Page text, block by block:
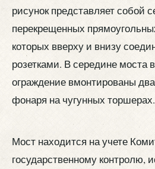
рисунок представляет собой
перекрещенных
которых вверху и внизу
розетками. В середине моста
ограждение вмонтированы
фонаря на чугунных торшерах.
Мост находится на учете
государственному контролю,